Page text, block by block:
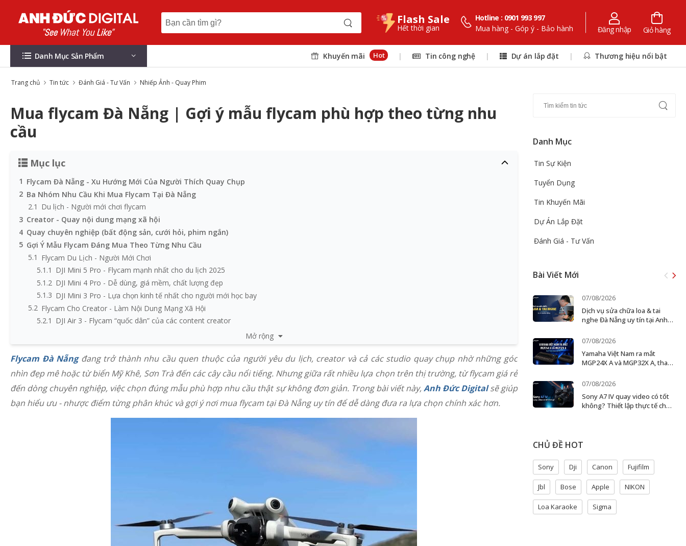
Flash Sale
Hết thời gian
Hotline : 0901 993 997
Mua hàng - Góp ý - Bảo hành
Đăng nhập Giỏ hàng
Danh Mục Sản Phẩm Khuyến mãi Hot | Tin công nghệ | Dự án lắp đặt | Thương hiệu nổi bật
Trang chủ Tin tức Đánh Giá - Tư Vấn Nhiếp Ảnh - Quay Phim
Mua flycam Đà Nẵng | Gợi ý mẫu flycam phù hợp theo từng nhu
cầu
Mục lục
1 Flycam Đà Nẵng - Xu Hướng Mới Của Người Thích Quay Chụp
2 Ba Nhóm Nhu Cầu Khi Mua Flycam Tại Đà Nẵng
2.1 Du lịch - Người mới chơi flycam
3 Creator - Quay nội dung mạng xã hội
4 Quay chuyên nghiệp (bất động sản, cưới hỏi, phim ngắn)
5 Gợi Ý Mẫu Flycam Đáng Mua Theo Từng Nhu Cầu
5.1 Flycam Du Lịch - Người Mới Chơi
5.1.1 DJI Mini 5 Pro - Flycam mạnh nhất cho du lịch 2025
5.1.2 DJI Mini 4 Pro - Dễ dùng, giá mềm, chất lượng đẹp
5.1.3 DJI Mini 3 Pro - Lựa chọn kinh tế nhất cho người mới học bay
5.2 Flycam Cho Creator - Làm Nội Dung Mạng Xã Hội
5.2.1 DJI Air 3 - Flycam “quốc dân” của các content creator
5.3 Flycam Quay Chuyên Nghiệp - Cưới Hỏi, TVC
5.3.1 DJI Mavic 3 Classic - Tiêu chuẩn hình ảnh chuyên nghiệp
5.3.2 DJI Mavic 3 Pro - Flycam mạnh nhất cho studio & dự án thương mại
6
Có Nên Mua Flycam Cũ Tại Đà Nẵng?
Mua Flycam Đà Nẵng Ở Đâu Uy Tín?
8
FAQ - Câu Hỏi Thường Gặp Khi Mua Flycam Đà Nẵng
Mở rộng
Flycam Đà Nẵngđang trở thành nhu cầu quen thuộc của người yêu du lịch, creator và cả các studio quay chụp nhờ những góc
nhìn đẹp mê hoặc từ biển Mỹ Khê, Sơn Trà đến các cây cầu nổi tiếng. Nhưng giữa rất nhiều lựa chọn trên thị trường, từ flycam giá rẻ
đến dòng chuyên nghiệp, việc chọn đúng mẫu phù hợp nhu cầu thật sự không đơn giản. Trong bài viết này,Anh Đức Digitalsẽ giúp
bạn hiểu ưu - nhược điểm từng phân khúc và gợi ý nơi mua flycam tại Đà Nẵng uy tín để dễ dàng đưa ra lựa chọn chính xác hơn.
Danh Mục
Tin Sự Kiện
Tuyển Dụng
Tin Khuyến Mãi
Dự Án Lắp Đặt
Đánh Giá - Tư Vấn
Bài Viết Mới
07/08/2026
Dịch vụ sửa chữa loa & tai
nghe Đà Nẵng uy tín tại Anh
07/08/2026
Yamaha Việt Nam ra mắt
MGP24X A và MGP32X A, thay
07/08/2026
Sony A7 IV quay video có tốt
không? Thiết lập thực tế cho
CHỦ ĐỀ HOT
Sony Dji Canon Fujifilm
Jbl Bose Apple NIKON
Loa Karaoke Sigma